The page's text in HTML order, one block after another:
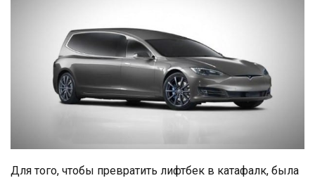
Для того, чтобы превратить лифтбек в катафалк, была